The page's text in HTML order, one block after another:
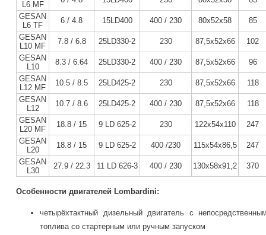
L6 MF
GESAN
L6 TF
6 / 4.8 15LD400 400 / 230 80х52х58
85
GESAN
L10 MF
7.8 / 6.8 25LD330-2 230 87,5х52х66
102
GESAN
L10
8.3 / 6.64 25LD330-2 400 / 230 87,5х52х66
96
GESAN
L12 MF
10.5 / 8.5 25LD425-2 230 87,5х52х66
118
GESAN
L12
10.7 / 8.6 25LD425-2 400 / 230 87,5х52х66
118
GESAN
L20 MF
18.8 / 15 9 LD 625-2 230 122х54х110
247
GESAN
L20
18.8 / 15 9 LD 625-2 400 /230 115х54х86,5
247
GESAN
L30
27.9 / 22.3 11 LD 626-3 400 / 230 130х58х91,2 370
Особенности двигателей Lombardini:
четырёхтактный дизельный двигатель с
топлива со стартерным или ручным запуском